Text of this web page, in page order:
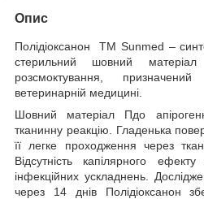
Опис
Полідіоксанон ТМ Sunmed –
стерильний шовний
розсмоктування,
ветеринарній медицині.
Шовний матеріал Пдо
тканинну реакцію. Гладенька
її легке проходження через
Відсутність капілярного
інфекційних ускладнень.
через 14 днів Полідіоксанон